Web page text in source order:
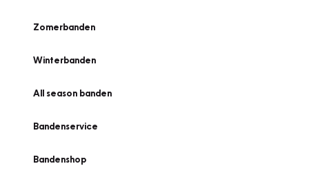
Zomerbanden
Winterbanden
All season banden
Bandenservice
Bandenshop